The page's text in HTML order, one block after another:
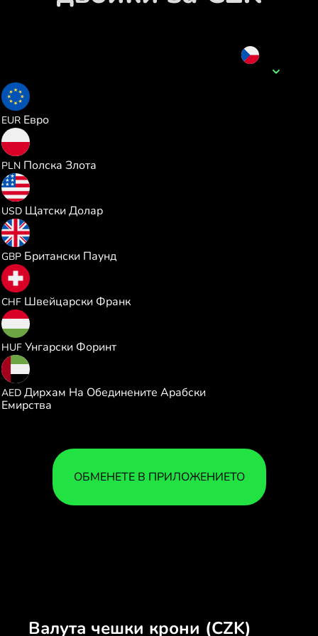
EUR Евро
PLN Полска Злота
USD Щатски Долар
GBP Британски Паунд
CHF Швейцарски Франк
HUF Унгарски Форинт
AED Дирхам На Обединените Арабски
Емирства
ОБМЕНЕТЕ В ПРИЛОЖЕНИЕТО
Валута чешки крони (CZK)